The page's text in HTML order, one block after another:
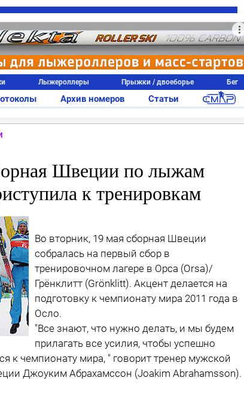
Лыжероллеры Прыжки / двоеборье Бег
Архив номеров Статьи
Швеции по лыжам
к тренировкам
Во вторник, 19 мая сборная Швеции
собралась на первый сбор в
тренировочном лагере в Орса (Orsa)/
Грёнклитт (Grönklitt). Акцент делается на
подготовку к чемпионату мира 2011 года в
Осло.
"Все знают, что нужно делать, и мы будем
прилагать все усилия, чтобы успешно
к чемпионату мира, " говорит тренер мужской
Джоуким Абрахамссон (Joakim Abrahamsson).